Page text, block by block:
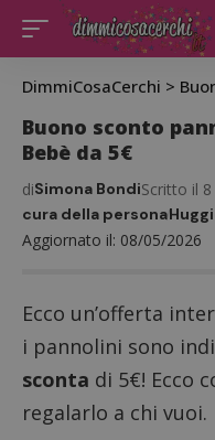
DimmiCosaCerchi >
Buono sconto
Bebè da 5€
Aggiornato il: 08/05/2026
diSimona BondiScritto il
cura della persona
Ecco un’offerta
i pannolini sono
sconta di 5€! Ecco
regalarlo a chi vuoi.